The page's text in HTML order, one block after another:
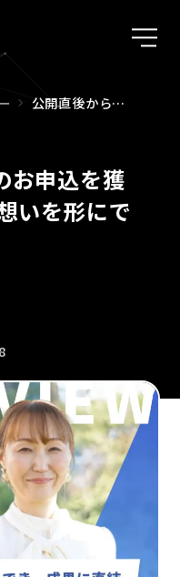
公開直後から多くのお申込を獲得！LPで伝えたい想いを形にでき、成果に直結
お申込を獲
いを形にで